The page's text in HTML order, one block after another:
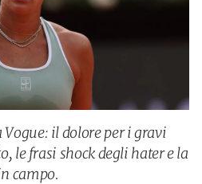
Vogue: il dolore per i gravi
le frasi shock degli hater e la
campo.